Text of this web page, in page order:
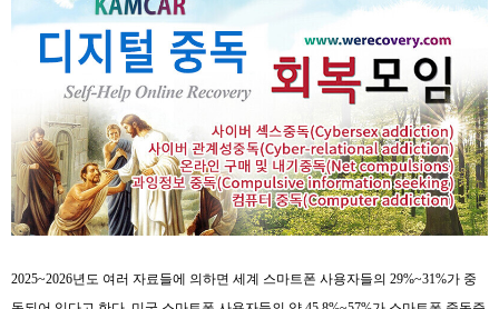
2025~2026년도 여러 자료들에 의하면 세계 스마트폰 사용자들의 29%~31%가 중